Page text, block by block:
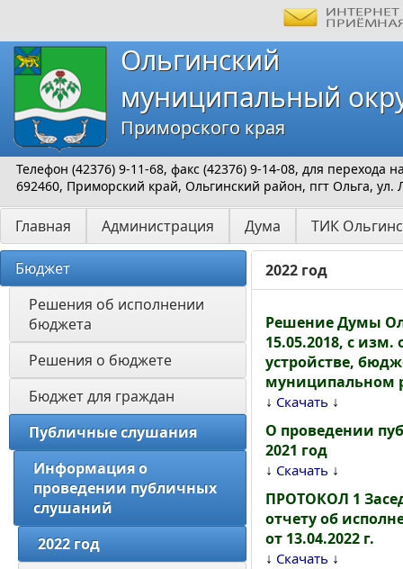
Ольгинский
муниципальный
Приморского края
Телефон (42376) 9-11-68, факс (42376) 9-14-08, для перехода
692460, Приморский край, Ольгинский район, пгт Ольга, ул.
Главная Администрация Дума ТИК
Бюджет
Решения об исполнении
бюджета
Решения о бюджете
Бюджет для граждан
Публичные слушания
Информация о
проведении публичных
слушаний
2022 год
2022 год
Решение Думы
15.05.2018, с
устройстве,
муниципальном
↓ Скачать ↓
О проведении
2021 год
↓ Скачать ↓
ПРОТОКОЛ 1
отчету об
от 13.04.2022 г.
↓ Скачать ↓